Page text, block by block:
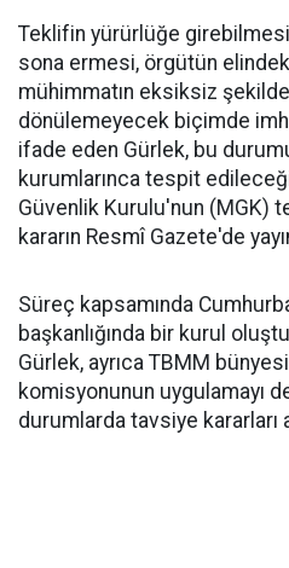
Teklifin yürürlüğe
sona ermesi, örgütün
mühimmatın eksiksiz
dönülemeyecek biçimde
ifade eden Gürlek, bu
kurumlarınca tespit
Güvenlik Kurulu'nun (MGK)
kararın Resmî Gazete'de
Süreç kapsamında
başkanlığında bir kurul
Gürlek, ayrıca TBMM
komisyonunun uygulamayı
durumlarda tavsiye kararları